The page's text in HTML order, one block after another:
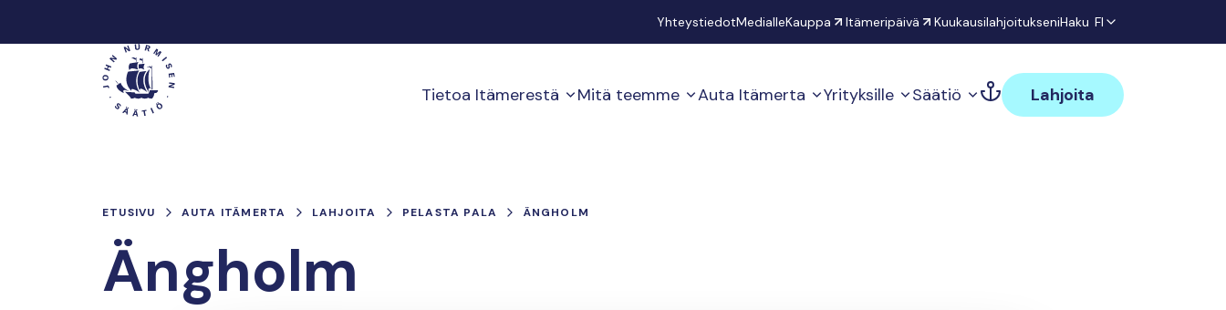
YhteystiedotMedialleKauppa Itämeripäivä KuukausilahjoitukseniHaku FI
Päävalikko Tietoa Itämerestä Mitä teemme Auta Itämerta Yrityksille Säätiö Lahjoita
ETUSIVU AUTA ITÄMERTA LAHJOITA PELASTA PALA ÄNGHOLM
Ängholm